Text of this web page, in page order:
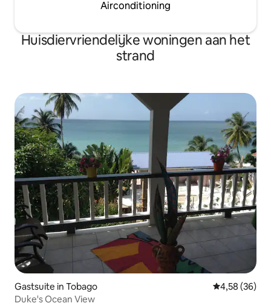
Airconditioning
Huisdiervriendelijke woningen aan het
strand
Gastsuite in Tobago Gemiddelde
4,58 (36)
Duke's Ocean View